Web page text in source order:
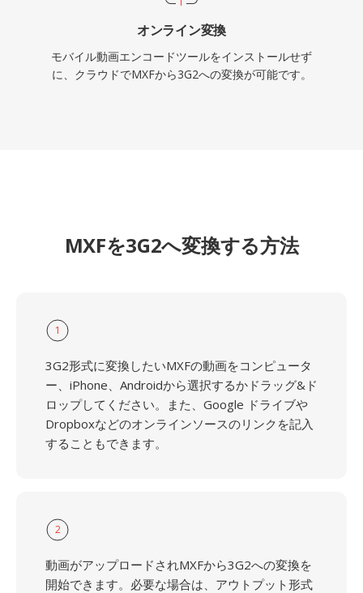
オンライン変換
モバイル動画エンコードツールをインストールせず
に、クラウドでMXFから3G2への変換が可能です。
MXFを3G2へ変換する方法
1
3G2形式に変換したいMXFの動画をコンピュータ
ー、iPhone、Androidから選択するかドラッグ&ド
ロップしてください。また、Google ドライブや
Dropboxなどのオンラインソースのリンクを記入
することもできます。
2
動画がアップロードされMXFから3G2への変換を
開始できます。必要な場合は、アウトプット形式